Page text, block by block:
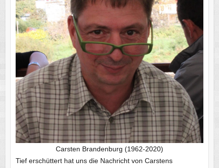
Carsten Brandenburg (1962-2020)
Tief erschüttert hat uns die Nachricht von Carstens